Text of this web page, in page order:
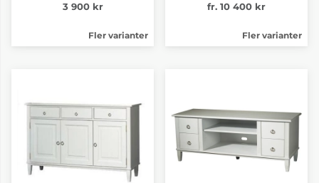
3 900 kr
Fler varianter
fr. 10 400 kr
Fler varianter